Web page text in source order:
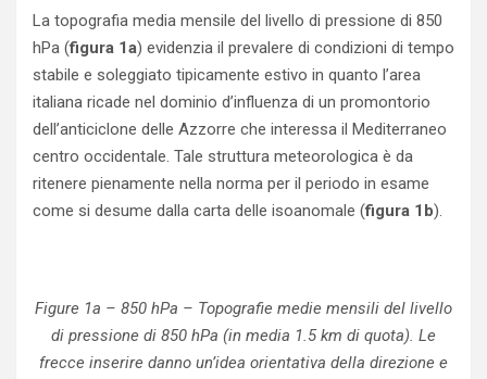
La topografia media mensile del livello di pressione di 850
hPa (figura 1a) evidenzia il prevalere di condizioni di tempo
stabile e soleggiato tipicamente estivo in quanto l’area
italiana ricade nel dominio d’influenza di un promontorio
dell’anticiclone delle Azzorre che interessa il Mediterraneo
centro occidentale. Tale struttura meteorologica è da
ritenere pienamente nella norma per il periodo in esame
come si desume dalla carta delle isoanomale (figura 1b).
Figure 1a – 850 hPa – Topografie medie mensili del livello
di pressione di 850 hPa (in media 1.5 km di quota). Le
frecce inserire danno un’idea orientativa della direzione e